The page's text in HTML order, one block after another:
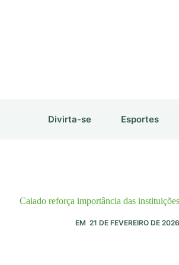
Divirta-se Esportes
Caiado reforça importância das
EM 21 DE FEVEREIRO DE